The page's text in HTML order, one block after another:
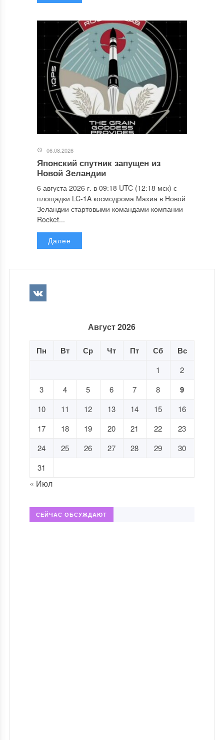
06.08.2026
Японский спутник запущен из
Новой Зеландии
6 августа 2026 г. в 09:18 UTC (12:18 мск) с
площадки LC-1A космодрома Махиа в Новой
Зеландии стартовыми командами компании
Rocket...
Далее
Август 2026
Пн Вт Ср Чт Пт Сб Вс
1
2
3
4 5 6 7 8 9
10 11 12 13 14 15
16
17
18 19 20 21 22
23
24
25 26 27 28 29
30
31
« Июл
СЕЙЧАС ОБСУЖДАЮТ